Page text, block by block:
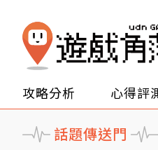
攻略分析 心得評
話題傳送門